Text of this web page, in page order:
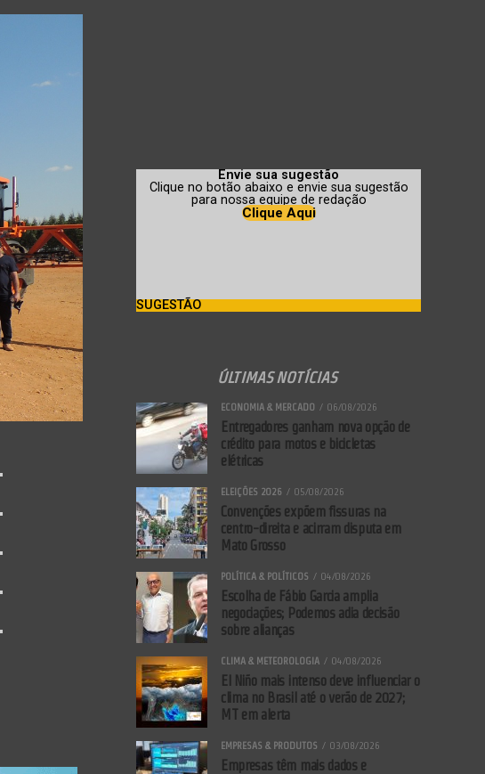
Envie sua sugestão
Clique no botão abaixo e envie sua sugestão
para nossa equipe de redação
Clique Aqui
SUGESTÃO
ÚLTIMAS NOTÍCIAS
ECONOMIA & MERCADO 06/08/2026
Entregadores ganham nova opção de
crédito para motos e bicicletas
elétricas
ELEIÇÕES 2026 05/08/2026
Convenções expõem fissuras na
centro-direita e acirram disputa em
Mato Grosso
POLÍTICA & POLÍTICOS 04/08/2026
Escolha de Fábio Garcia amplia
negociações; Podemos adia decisão
sobre alianças
CLIMA & METEOROLOGIA 04/08/2026
El Niño mais intenso deve influenciar o
clima no Brasil até o verão de 2027;
MT em alerta
EMPRESAS & PRODUTOS 03/08/2026
Empresas têm mais dados e